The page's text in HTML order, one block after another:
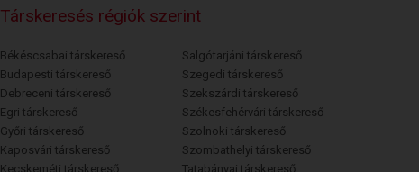
Társkeresés régiók szerint
Békéscsabai társkereső
Budapesti társkereső
Debreceni társkereső
Egri társkereső
Győri társkereső
Kaposvári társkereső
Kecskeméti társkereső
Salgótarjáni társkereső
Szegedi társkereső
Szekszárdi társkereső
Székesfehérvári társkereső
Szolnoki társkereső
Szombathelyi társkereső
Tatabányai társkereső